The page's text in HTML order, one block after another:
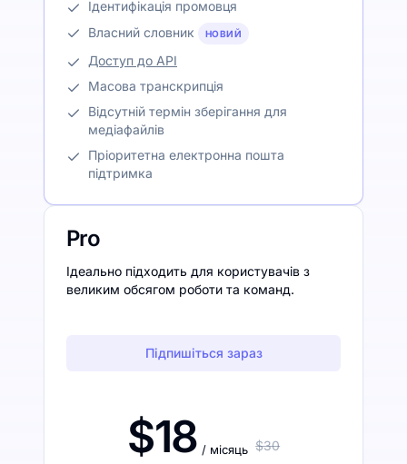
Ідентифікація промовця
Власний словник
НОВИЙ
Доступ до API
Масова транскрипція
Відсутній термін зберігання для
медіафайлів
Пріоритетна електронна пошта
підтримка
Pro
Ідеально підходить для користувачів з
великим обсягом роботи та команд.
Підпишіться зараз
$18 / місяць $30